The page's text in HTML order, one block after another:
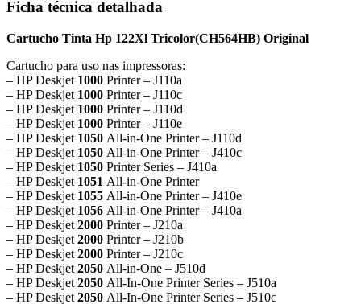
Ficha técnica detalhada
Cartucho Tinta Hp 122Xl Tricolor(CH564HB) Original
Cartucho para uso nas impressoras:
– HP Deskjet 1000 Printer – J110a
– HP Deskjet 1000 Printer – J110c
– HP Deskjet 1000 Printer – J110d
– HP Deskjet 1000 Printer – J110e
– HP Deskjet 1050 All-in-One Printer – J110d
– HP Deskjet 1050 All-in-One Printer – J410c
– HP Deskjet 1050 Printer Series – J410a
– HP Deskjet 1051 All-in-One Printer
– HP Deskjet 1055 All-in-One Printer – J410e
– HP Deskjet 1056 All-in-One Printer – J410a
– HP Deskjet 2000 Printer – J210a
– HP Deskjet 2000 Printer – J210b
– HP Deskjet 2000 Printer – J210c
– HP Deskjet 2050 All-in-One – J510d
– HP Deskjet 2050 All-In-One Printer Series – J510a
– HP Deskjet 2050 All-In-One Printer Series – J510c